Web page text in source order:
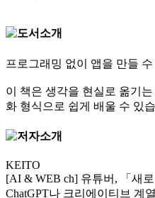
프로그래밍 없이 앱을 만들
이 책은 생각을 현실로 옮기
화 형식으로 쉽게 배울 수 있
KEITO
[AI & WEB ch] 유튜버, 「새
ChatGPT나 크리에이티브 계